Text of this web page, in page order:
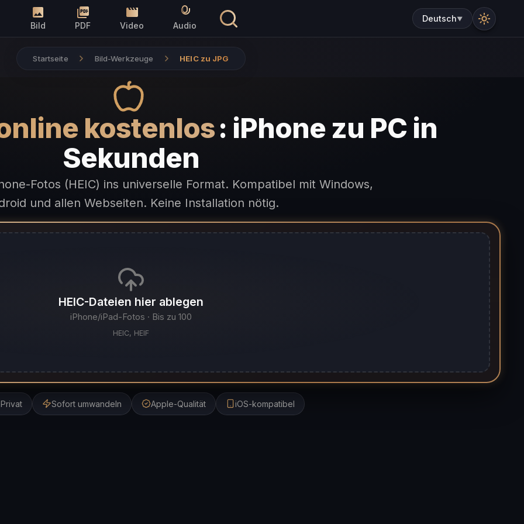
Bild PDF Video Audio
Deutsch▼
Startseite Bild-Werkzeuge HEIC zu JPG
kostenlos: iPhone zu PC in
Sekunden
Fotos (HEIC) ins universelle Format. Kompatibel mit Windows,
und allen Webseiten. Keine Installation nötig.
HEIC-Dateien hier ablegen
iPhone/iPad-Fotos · Bis zu 100
HEIC, HEIF
Sofort umwandeln Apple-Qualität iOS-kompatibel